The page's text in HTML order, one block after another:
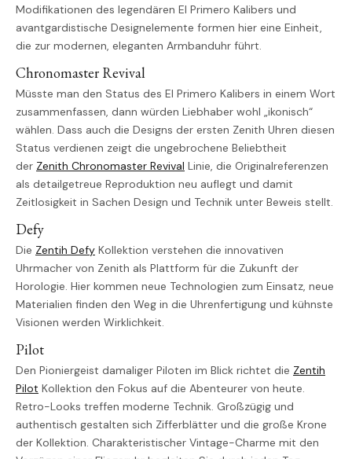
Modifikationen des legendären El Primero Kalibers und
avantgardistische Designelemente formen hier eine Einheit,
die zur modernen, eleganten Armbanduhr führt.
Chronomaster Revival
Müsste man den Status des El Primero Kalibers in einem Wort
zusammenfassen, dann würden Liebhaber wohl „ikonisch“
wählen. Dass auch die Designs der ersten Zenith Uhren diesen
Status verdienen zeigt die ungebrochene Beliebtheit
der Zenith Chronomaster Revival Linie, die Originalreferenzen
als detailgetreue Reproduktion neu auflegt und damit
Zeitlosigkeit in Sachen Design und Technik unter Beweis stellt.
Defy
Die Zentih Defy Kollektion verstehen die innovativen
Uhrmacher von Zenith als Plattform für die Zukunft der
Horologie. Hier kommen neue Technologien zum Einsatz, neue
Materialien finden den Weg in die Uhrenfertigung und kühnste
Visionen werden Wirklichkeit.
Pilot
Den Pioniergeist damaliger Piloten im Blick richtet die Zentih
Pilot Kollektion den Fokus auf die Abenteurer von heute.
Retro-Looks treffen moderne Technik. Großzügig und
authentisch gestalten sich Zifferblätter und die große Krone
der Kollektion. Charakteristischer Vintage-Charme mit den